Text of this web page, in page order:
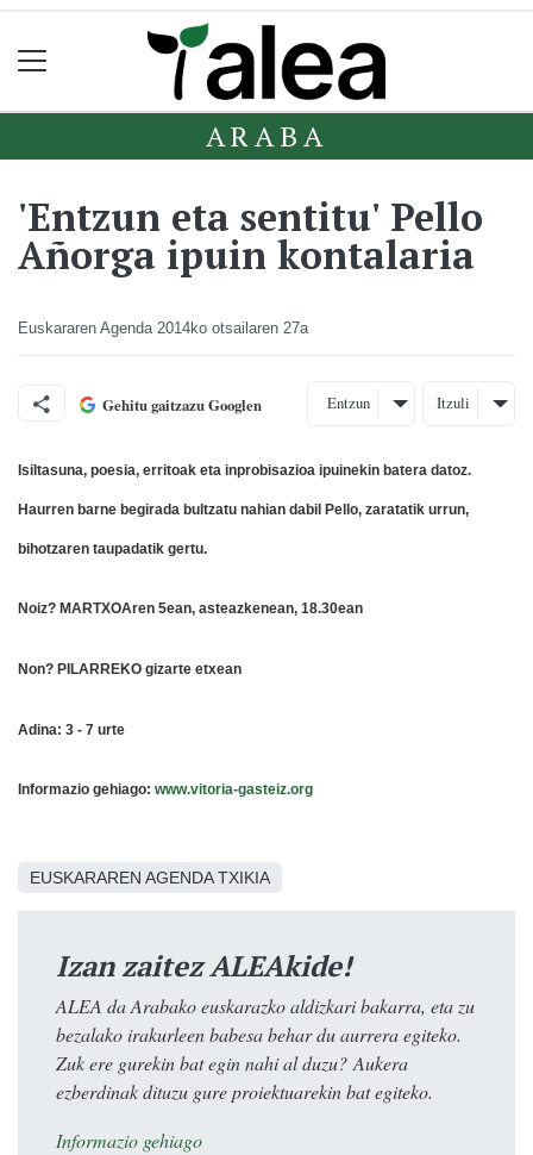
ARABA
'Entzun eta sentitu' Pello
Añorga ipuin kontalaria
Euskararen Agenda 2014ko otsailaren 27a
Gehitu gaitzazu Googlen Entzun Itzuli
Isiltasuna, poesia, erritoak eta inprobisazioa ipuinekin batera datoz.
Haurren barne begirada bultzatu nahian dabil Pello, zaratatik urrun,
bihotzaren taupadatik gertu.
Noiz? MARTXOAren 5ean, asteazkenean, 18.30ean
Non? PILARREKO gizarte etxean
Adina: 3 - 7 urte
Informazio gehiago: www.vitoria-gasteiz.org
EUSKARAREN AGENDA TXIKIA
Izan zaitez ALEAkide!
ALEA da Arabako euskarazko aldizkari bakarra, eta zu
bezalako irakurleen babesa behar du aurrera egiteko.
Zuk ere gurekin bat egin nahi al duzu? Aukera
ezberdinak dituzu gure proiektuarekin bat egiteko.
Informazio gehiago